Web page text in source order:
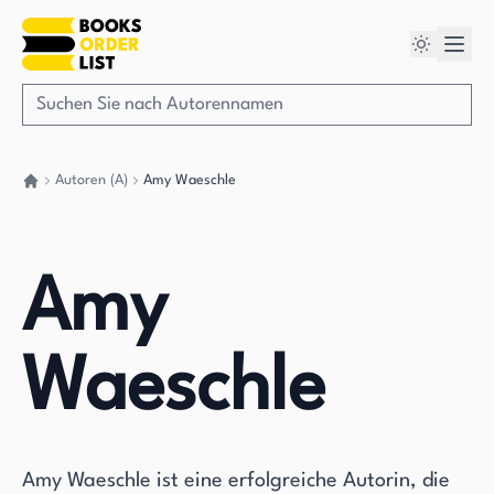
Autoren (A) Amy Waeschle
Amy
Waeschle
Amy Waeschle ist eine erfolgreiche Autorin, die